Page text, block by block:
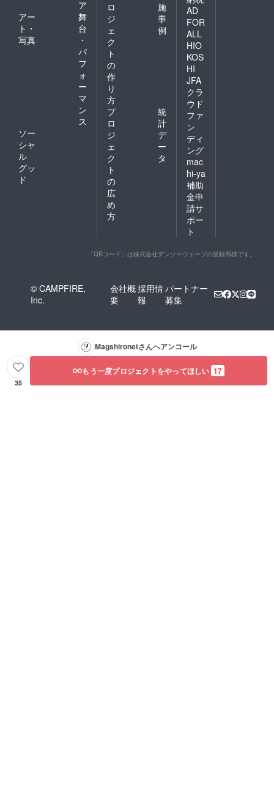
ア
アー
ト・
写真
舞
台
・
パ
フ
ォ
ー
マ
ン
ス
ソー
シャ
ル
グッ
ド
ロ
ジ
ェ
ク
ト
の
作
り
方
施
事
例
プ
ロ
ジ
ェ
ク
ト
の
広
め
方
統
計
デ
ー
タ
AD
FOR
ALL
HIO
KOS
HI
JFA
クラ
ウド
ファ
ン
ディ
ング
mac
hi-ya
補助
金申
請サ
ポー
ト
「QRコード」は株式会社デンソーウェーブの登録商標です。
© CAMPFIRE,
Inc.
会社概
要
採用情
報
パートナー
募集
Magshironetさんへアンコール
35
もう一度プロジェクトをやってほしい 17